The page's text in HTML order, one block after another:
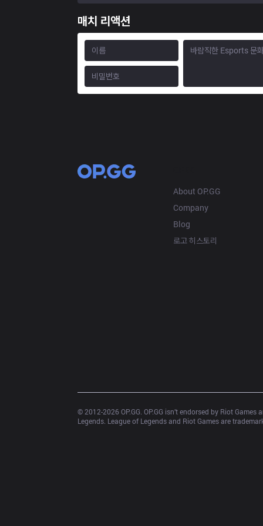
매치 리액션
About OP.GG
Company
Blog
로고 히스토리
© 2012-2026 OP.GG. OP.GG isn’t endorsed by Riot
Legends. League of Legends and Riot Games are